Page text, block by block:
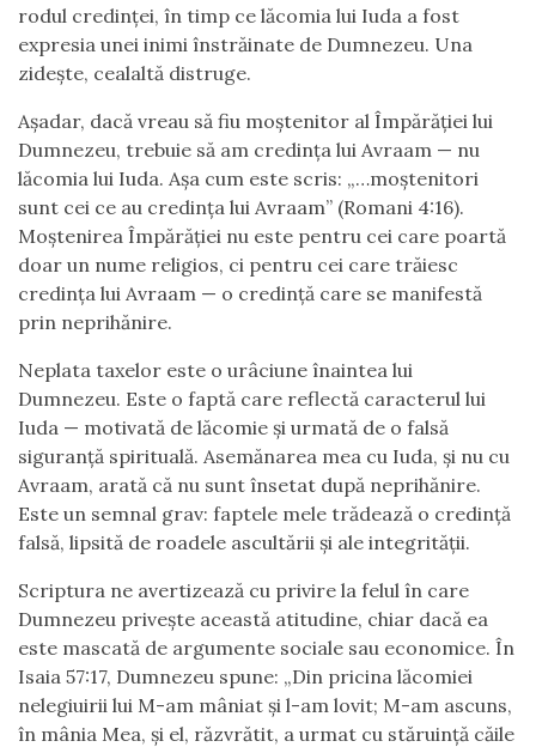
rodul credinței, în timp ce lăcomia lui Iuda a fost
expresia unei inimi înstrăinate de Dumnezeu. Una
zidește, cealaltă distruge.
Așadar, dacă vreau să fiu moștenitor al Împărăției lui
Dumnezeu, trebuie să am credința lui Avraam — nu
lăcomia lui Iuda. Așa cum este scris: „…moștenitori
sunt cei ce au credința lui Avraam” (Romani 4:16).
Moștenirea Împărăției nu este pentru cei care poartă
doar un nume religios, ci pentru cei care trăiesc
credința lui Avraam — o credință care se manifestă
prin neprihănire.
Neplata taxelor este o urâciune înaintea lui
Dumnezeu. Este o faptă care reflectă caracterul lui
Iuda — motivată de lăcomie și urmată de o falsă
siguranță spirituală. Asemănarea mea cu Iuda, și nu cu
Avraam, arată că nu sunt însetat după neprihănire.
Este un semnal grav: faptele mele trădează o credință
falsă, lipsită de roadele ascultării și ale integrității.
Scriptura ne avertizează cu privire la felul în care
Dumnezeu privește această atitudine, chiar dacă ea
este mascată de argumente sociale sau economice. În
Isaia 57:17, Dumnezeu spune: „Din pricina lăcomiei
nelegiuirii lui M-am mâniat și l-am lovit; M-am ascuns,
în mânia Mea, și el, răzvrătit, a urmat cu stăruință căile